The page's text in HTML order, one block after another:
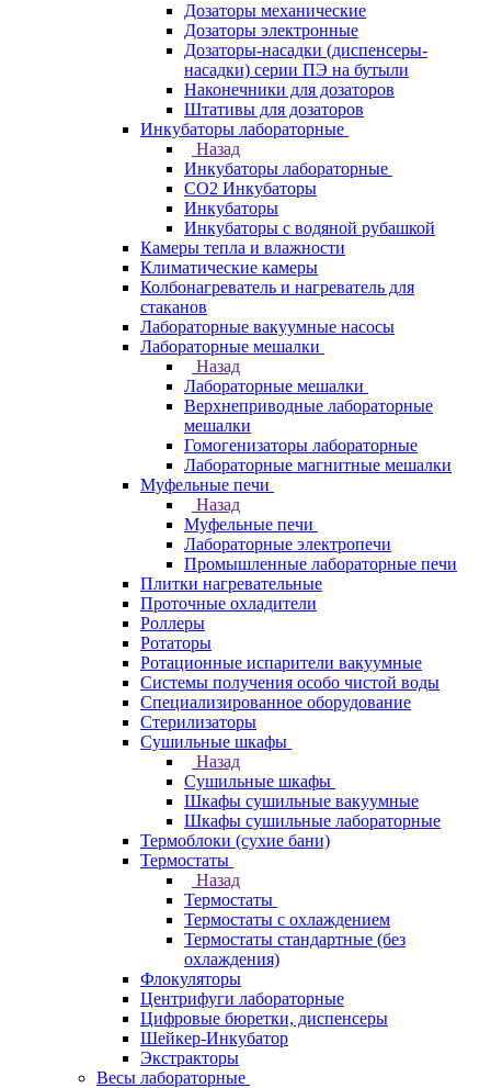
Дозаторы механические
Дозаторы электронные
Дозаторы-насадки (диспенсеры-
насадки) серии ПЭ на бутыли
Наконечники для дозаторов
Штативы для дозаторов
Инкубаторы лабораторные
Назад
Инкубаторы лабораторные
CO2 Инкубаторы
Инкубаторы
Инкубаторы с водяной рубашкой
Камеры тепла и влажности
Климатические камеры
Колбонагреватель и нагреватель для
стаканов
Лабораторные вакуумные насосы
Лабораторные мешалки
Назад
Лабораторные мешалки
Верхнеприводные лабораторные
мешалки
Гомогенизаторы лабораторные
Лабораторные магнитные мешалки
Муфельные печи
Назад
Муфельные печи
Лабораторные электропечи
Промышленные лабораторные печи
Плитки нагревательные
Проточные охладители
Роллеры
Ротаторы
Ротационные испарители вакуумные
Системы получения особо чистой воды
Специализированное оборудование
Стерилизаторы
Сушильные шкафы
Назад
Сушильные шкафы
Шкафы сушильные вакуумные
Шкафы сушильные лабораторные
Термоблоки (сухие бани)
Термостаты
Назад
Термостаты
Термостаты с охлаждением
Термостаты стандартные (без
охлаждения)
Флокуляторы
Центрифуги лабораторные
Цифровые бюретки, диспенсеры
Шейкер-Инкубатор
Экстракторы
Весы лабораторные